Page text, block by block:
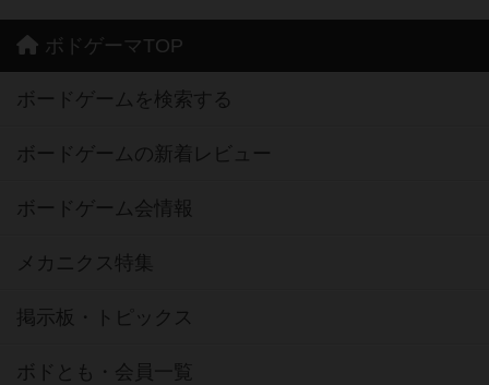
ボドゲーマTOP
ボードゲームを検索する
ボードゲームの新着レビュー
ボードゲーム会情報
メカニクス特集
掲示板・トピックス
ボドとも・会員一覧